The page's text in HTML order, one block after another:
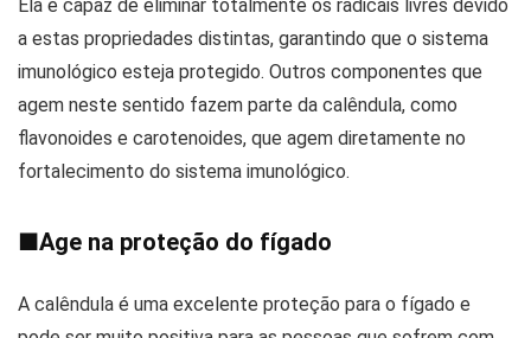
Ela é capaz de eliminar totalmente os radicais livres devido
a estas propriedades distintas, garantindo que o sistema
imunológico esteja protegido. Outros componentes que
agem neste sentido fazem parte da calêndula, como
flavonoides e carotenoides, que agem diretamente no
fortalecimento do sistema imunológico.
■Age na proteção do fígado
A calêndula é uma excelente proteção para o fígado e